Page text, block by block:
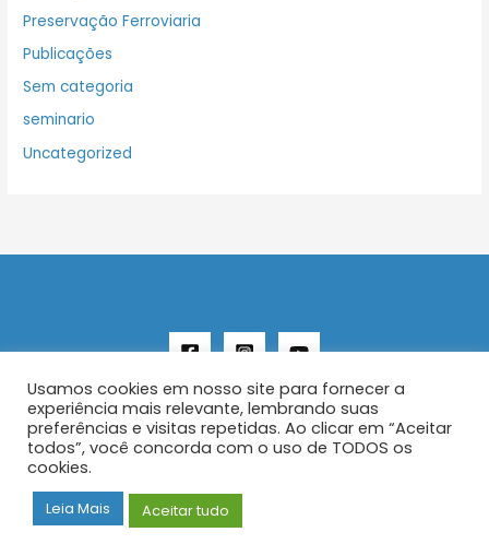
Preservação Ferroviaria
Publicações
Sem categoria
seminario
Uncategorized
Copyright © 2026 AENFER
Construído por IurySan
Usamos cookies em nosso site para fornecer a
experiência mais relevante, lembrando suas
preferências e visitas repetidas. Ao clicar em “Aceitar
todos”, você concorda com o uso de TODOS os
cookies.
Leia Mais Aceitar tudo